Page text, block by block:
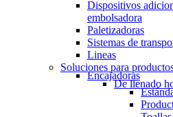
Dispositivos
embolsadora
Paletizadoras
Sistemas de
Lineas
Soluciones para
Encajadoras
De llenado